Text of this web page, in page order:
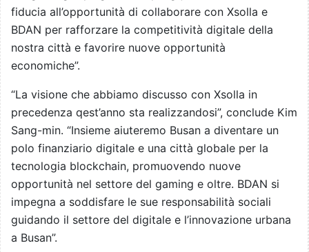
fiducia all’opportunità di collaborare con Xsolla e
BDAN per rafforzare la competitività digitale della
nostra città e favorire nuove opportunità
economiche”.
“La visione che abbiamo discusso con Xsolla in
precedenza qest’anno sta realizzandosi”, conclude Kim
Sang-min. “Insieme aiuteremo Busan a diventare un
polo finanziario digitale e una città globale per la
tecnologia blockchain, promuovendo nuove
opportunità nel settore del gaming e oltre. BDAN si
impegna a soddisfare le sue responsabilità sociali
guidando il settore del digitale e l’innovazione urbana
a Busan”.